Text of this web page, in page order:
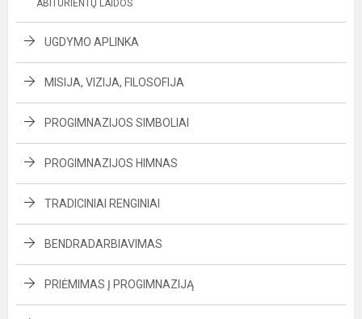
ABITURIENTŲ LAIDOS
UGDYMO APLINKA
MISIJA, VIZIJA, FILOSOFIJA
PROGIMNAZIJOS SIMBOLIAI
PROGIMNAZIJOS HIMNAS
TRADICINIAI RENGINIAI
BENDRADARBIAVIMAS
PRIĖMIMAS Į PROGIMNAZIJĄ